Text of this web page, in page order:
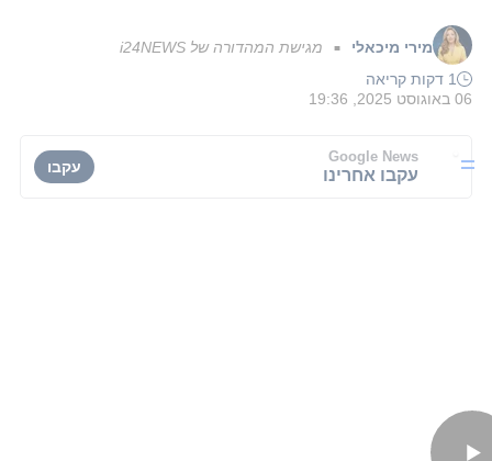
מירי מיכאלי ■ מגישת המהדורה של i24NEWS
1 דקות קריאה
06 באוגוסט 2025, 19:36
Google News
עקבו אחרינו עקבו